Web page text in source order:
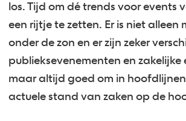
los. Tijd om dé trends voor events
een rijtje te zetten. Er is niet alleen
onder de zon en er zijn zeker
publieksevenementen en zakelijke
maar altijd goed om in
actuele stand van zaken op de